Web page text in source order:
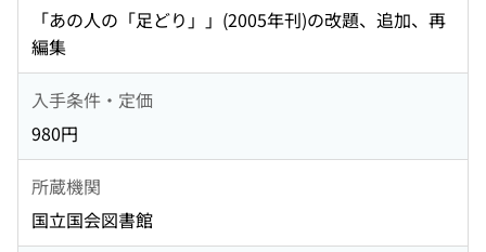
「あの人の「足どり」」(2005年刊)の改題、追加、再
編集
入手条件・定価
980円
所蔵機関
国立国会図書館